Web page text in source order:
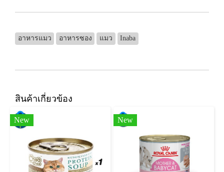
อาหารแมว อาหารซอง แมว Inaba
สินค้าเกี่ยวข้อง
New New